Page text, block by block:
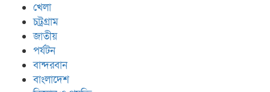
খেলা
চট্রগ্রাম
জাতীয়
পর্যটন
বান্দরবান
বাংলাদেশ